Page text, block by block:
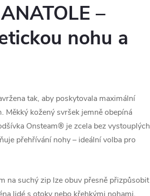
–
nohu a
tak, aby poskytovala maximální
kožený svršek jemně obepíná
Onsteam® je zcela bez vystouplých
přehřívání nohy – ideální volba pro
na suchý zip lze obuv přesně přizpůsobit
lidé s otoky nebo křehkými nohami.